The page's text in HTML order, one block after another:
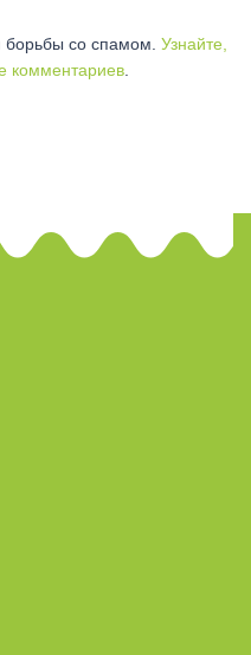
борьбы со спамом. Узнайте,
комментариев